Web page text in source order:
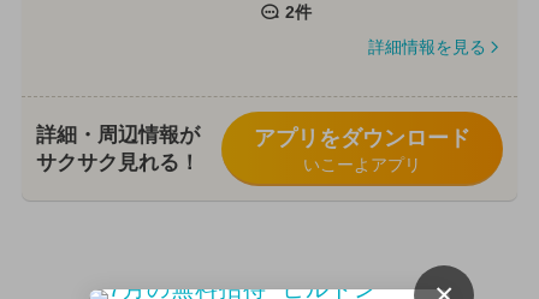
2件
詳細情報を見る
詳細・周辺情報が
サクサク見れる！
アプリをダウンロード
いこーよアプリ